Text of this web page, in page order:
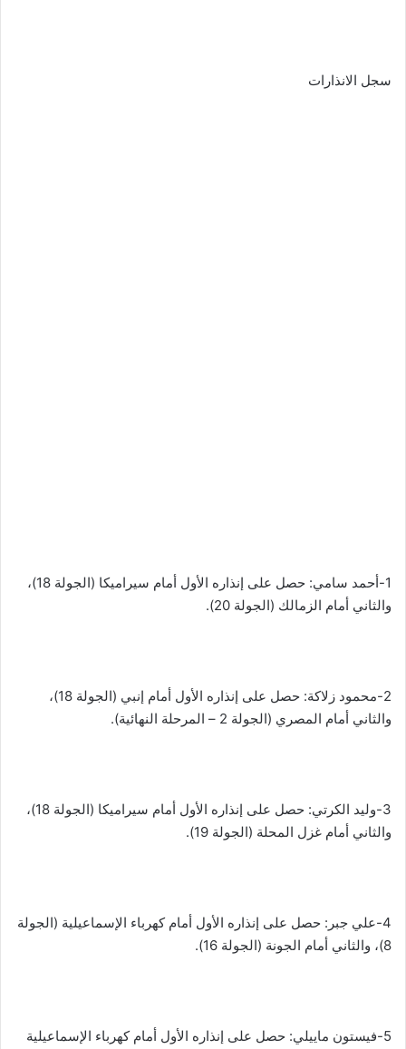
سجل الانذارات
1-أحمد سامي: حصل على إنذاره الأول أمام سيراميكا (الجولة 18)،
والثاني أمام الزمالك (الجولة 20).
2-محمود زلاكة: حصل على إنذاره الأول أمام إنبي (الجولة 18)،
والثاني أمام المصري (الجولة 2 – المرحلة النهائية).
3-وليد الكرتي: حصل على إنذاره الأول أمام سيراميكا (الجولة 18)،
والثاني أمام غزل المحلة (الجولة 19).
4-علي جبر: حصل على إنذاره الأول أمام كهرباء الإسماعيلية (الجولة
8)، والثاني أمام الجونة (الجولة 16).
5-فيستون ماييلي: حصل على إنذاره الأول أمام كهرباء الإسماعيلية